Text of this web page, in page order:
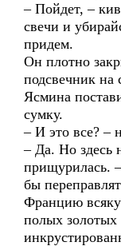
– Пойдет, –
свечи и
придем.
Он плотно
подсвечник на
Ясмина
сумку.
– И это все? –
– Да. Но здесь
прищурилась.
бы
Францию
полых